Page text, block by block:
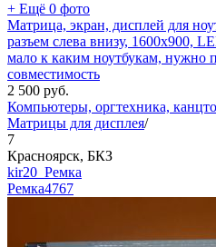
+ Ещё 0 фото
Матрица, экран, дисплей для
разъем слева внизу, 1600х900,
мало к каким ноутбукам, нужно
совместимость
2 500 руб.
Компьютеры, оргтехника,
Матрицы для дисплея/
7
Красноярск, БКЗ
kir20_Ремка
Ремка4767